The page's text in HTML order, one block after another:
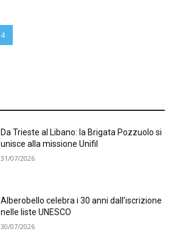
4
Da Trieste al Libano: la Brigata Pozzuolo si
unisce alla missione Unifil
31/07/2026
Alberobello celebra i 30 anni dall’iscrizione
nelle liste UNESCO
30/07/2026